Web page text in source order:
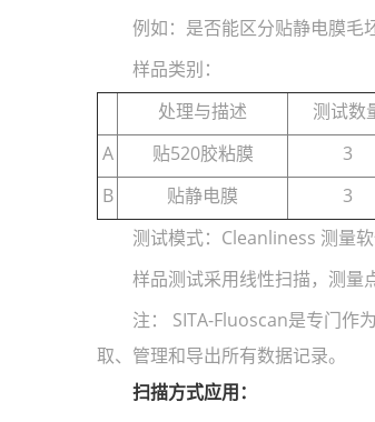
例如：是否能区分贴静电膜毛
样品类别：
处理与描述
测试数
A
贴520胶粘膜 3
B
贴静电膜 3
测试模式：Cleanliness 测量软
样品测试采用线性扫描，测量点
注： SITA-Fluoscan是专门作为
取、管理和导出所有数据记录。
扫描方式应用：